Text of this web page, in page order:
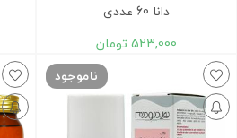
دانا 60 عددی
523,000 تومان
ناموجود